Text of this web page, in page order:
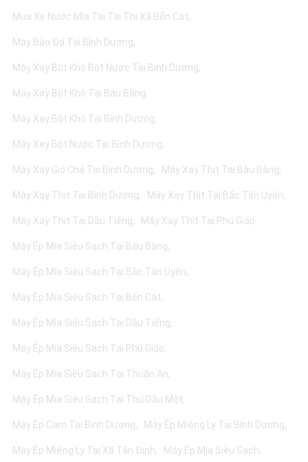
Mua Xe Nước Mía Tại Tại Thị Xã Bến Cát
Máy Bào Đá Tại Bình Dương
Máy Xay Bột Khô Bột Nước Tại Bình Dương
Máy Xay Bột Khô Tại Bàu Bàng
Máy Xay Bột Khô Tại Bình Dương
Máy Xay Bột Nước Tại Bình Dương
Máy Xay Giò Chả Tại Bình Dương Máy Xay Thịt Tại Bàu Bàng
Máy Xay Thịt Tại Bình Dương Máy Xay Thịt Tại Bắc Tân Uyên
Máy Xay Thịt Tại Dầu Tiếng Máy Xay Thịt Tại Phú Giáo
Máy Ép Mía Siêu Sạch Tại Bàu Bàng
Máy Ép Mía Siêu Sạch Tại Bắc Tân Uyên
Máy Ép Mía Siêu Sạch Tại Bến Cát
Máy Ép Mía Siêu Sạch Tại Dầu Tiếng
Máy Ép Mía Siêu Sạch Tại Phú Giáo
Máy Ép Mía Siêu Sạch Tại Thuận An
Máy Ép Mía Siêu Sạch Tại Thủ Dầu Một
Máy Ép Cam Tại Bình Dương Máy Ép Miệng Ly Tại Bình Dương
Máy Ép Miệng Ly Tại Xã Tân Định Máy Ép Mía Siêu Sạch